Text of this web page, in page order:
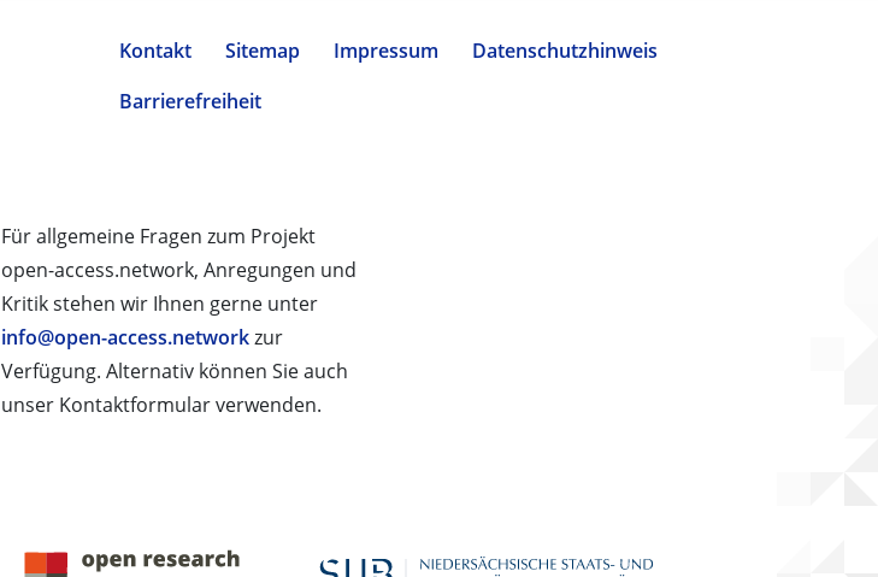
Kontakt Sitemap Impressum
Datenschutzhinweis
Barrierefreiheit
Für allgemeine Fragen zum Projekt
open-access.network, Anregungen und
Kritik stehen wir Ihnen gerne unter
info@open-access.networkzur
Verfügung. Alternativ können Sie auch
unser Kontaktformular verwenden.